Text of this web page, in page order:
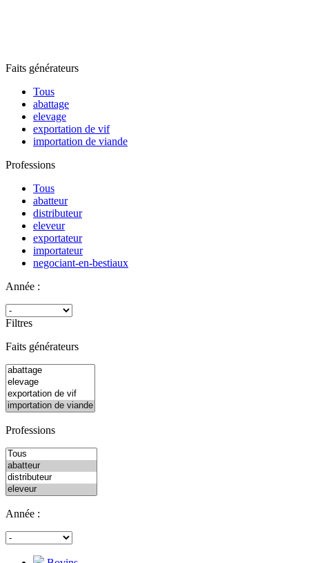
Faits générateurs
Tous
abattage
elevage
exportation de vif
importation de viande
Professions
Tous
abatteur
distributeur
eleveur
exportateur
importateur
negociant-en-bestiaux
Année :
Filtres
Faits générateurs
Professions
Année :